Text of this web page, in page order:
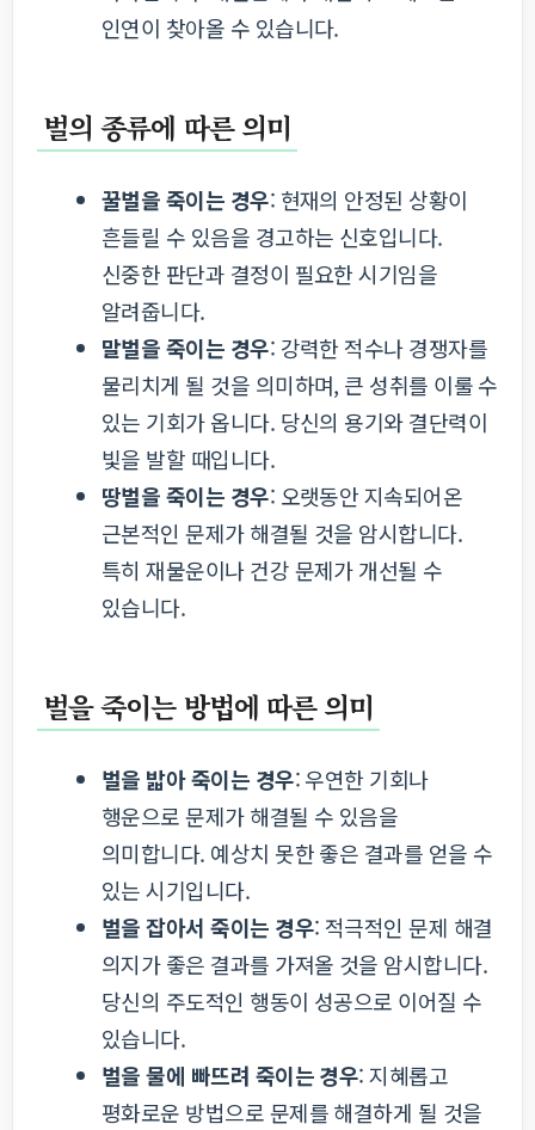
인연이 찾아올 수 있습니다.
벌의 종류에 따른 의미
꿀벌을 죽이는 경우: 현재의 안정된 상황이
흔들릴 수 있음을 경고하는 신호입니다.
신중한 판단과 결정이 필요한 시기임을
알려줍니다.
말벌을 죽이는 경우: 강력한 적수나 경쟁자를
물리치게 될 것을 의미하며, 큰 성취를 이룰 수
있는 기회가 옵니다. 당신의 용기와 결단력이
빛을 발할 때입니다.
땅벌을 죽이는 경우: 오랫동안 지속되어온
근본적인 문제가 해결될 것을 암시합니다.
특히 재물운이나 건강 문제가 개선될 수
있습니다.
벌을 죽이는 방법에 따른 의미
벌을 밟아 죽이는 경우: 우연한 기회나
행운으로 문제가 해결될 수 있음을
의미합니다. 예상치 못한 좋은 결과를 얻을 수
있는 시기입니다.
벌을 잡아서 죽이는 경우: 적극적인 문제 해결
의지가 좋은 결과를 가져올 것을 암시합니다.
당신의 주도적인 행동이 성공으로 이어질 수
있습니다.
벌을 물에 빠뜨려 죽이는 경우: 지혜롭고
평화로운 방법으로 문제를 해결하게 될 것을